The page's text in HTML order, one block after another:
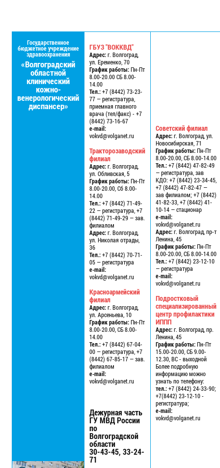
Государственное
бюджетное учреждение
здравоохранения
«Волгоградский
областной
клинический
кожно-
венерологический
диспансер»
ГБУЗ "ВОККВД"
Адрес:г. Волгоград,
ул. Еременко, 70
График работы:Пн-Пт
8.00-20.00 СБ 8.00-
14.00
Тел.:+7 (8442) 73-23-
77 — регистратура,
приемная главного
врача (тел/факс) - +7
(8442) 73-16-67
e-mail:
vokvd@volganet.ru
Тракторозаводский
филиал
Адрес:г. Волгоград,
ул. Обливская, 5
График работы:Пн-Пт
8.00-20.00, Сб 8.00-
14.00
Тел.:+7 (8442) 71-49-
22 — регистратура, +7
(8442) 71-49-29 — зав.
филиалом
Адрес:г. Волгоград,
ул. Николая отрады,
36
Тел.:+7 (8442) 70-71-
05 — регистратура
e-mail:
vokvd@volganet.ru
Красноармейский
филиал
Адрес:г. Волгоград,
ул. Арсеньева, 10
График работы:Пн-Пт
8.00-20.00, СБ 8.00-
14.00
Тел.:+7 (8442) 67-04-
00 — регистратура, +7
(8442) 67-85-17 — зав.
филиалом
e-mail:
vokvd@volganet.ru
Дежурная часть
ГУ МВД России
по
Волгоградской
области
30-43-45, 33-24-
71
Советский филиал
Адрес:г. Волгоград, ул.
Новосибирская, 71
График работы:Пн-Пт
8.00-20.00, СБ 8.00-14.00
Тел.:+7 (8442) 47-82-49
— регистратура, зав
КДО: +7 (8442) 23-34-45,
+7 (8442) 47-82-47 —
зав филиалом; +7 (8442)
41-82-33, +7 (8442) 41-
10-14 — стационар
e-mail:
vokvd@volganet.ru
Адрес:г. Волгоград, пр-т
Ленина, 45
График работы:Пн-Пт
8.00-20.00, СБ 8.00-14.00
Тел.:+7 (8442) 23-12-10
— регистратура
e-mail:
vokvd@volganet.ru
Подростковый
специализированный
центр профилактики
ИППП
Адрес:г. Волгоград, пр.
Ленина, 45
График работы:Пн-Пт
15.00-20.00, СБ 9.00-
12.30, ВС - выходной
Более подробную
информацию можно
узнать по телефону:
тел.:+7 (8442) 24-33-90;
+7(8442) 23-12-10 -
регистратура;
e-mail:
vokvd@volganet.ru